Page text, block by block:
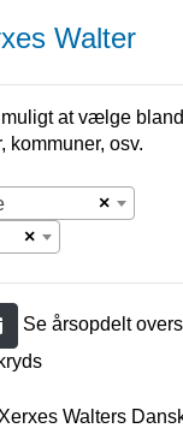
Walter
at vælge
kommuner, osv.
×
×
Se årsopdelt
Walters